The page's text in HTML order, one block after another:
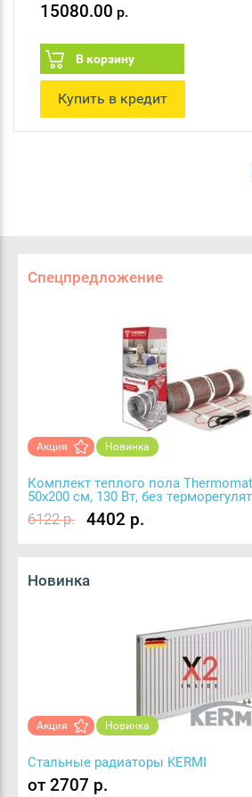
15080.00 р.
В корзину
Купить в кредит
Спецпредложение
Акция Новинка
Комплект теплого пола
50х200 см, 130 Вт, без
6122 р. 4402 р.
Новинка
Акция Новинка
Стальные радиаторы KERMI
от 2707 р.